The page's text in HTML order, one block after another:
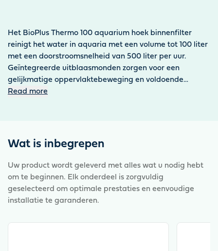
Het BioPlus Thermo 100 aquarium hoek binnenfilter
reinigt het water in aquaria met een volume tot 100 liter
met een doorstroomsnelheid van 500 liter per uur.
Geïntegreerde uitblaasmonden zorgen voor een
gelijkmatige oppervlaktebeweging en voldoende
zuurstofverrijking. Tegelijkertijd voorkomen ze de
worden verwijderd om schoon te maken, terwijl de
pompeenheid op zijn plaats blijft. Het grote volume van
de filtersponzen zorgt voor een effectieve mechanische
filtratie. Het filter kan eenvoudig in de hoek van het
aquarium worden bevestigd met behulp van
zuignappen. De HeatUp 100 regelverwarming is al in dit
Read more
Wat is inbegrepen
Uw product wordt geleverd met alles wat u nodig hebt
om te beginnen. Elk onderdeel is zorgvuldig
geselecteerd om optimale prestaties en eenvoudige
installatie te garanderen.